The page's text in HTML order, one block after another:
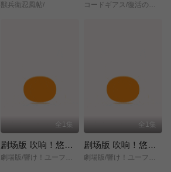
獣兵衛忍風帖/ コードギアス/復活のルルーシュ/
全1集
剧场版 吹响！悠风号～想要传达的旋律～
全1集
剧场版 吹响！悠风号～誓言的终章～